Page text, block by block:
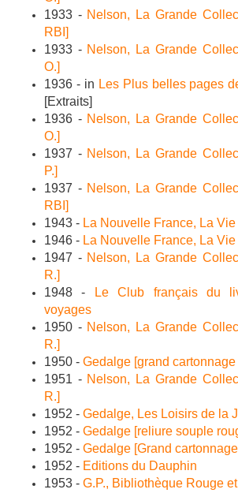
1933 - Nelson, La Grande
RBI]
1933 - Nelson, La Grande
O.]
1936 - in Les Plus belles pages
[Extraits]
1936 - Nelson, La Grande
O.]
1937 - Nelson, La Grande
P.]
1937 - Nelson, La Grande
RBI]
1943 - La Nouvelle France, La
1946 - La Nouvelle France, La
1947 - Nelson, La Grande
R.]
1948 -
Le Club français du
voyages
1950 - Nelson, La Grande
R.]
1950 - Gedalge [grand
1951 - Nelson, La Grande
R.]
1952 - Gedalge, Les Loisirs de la
1952 - Gedalge [reliure souple
1952 - Gedalge [Grand
1952 - Editions du Dauphin
1953 - G.P., Bibliothèque Rouge